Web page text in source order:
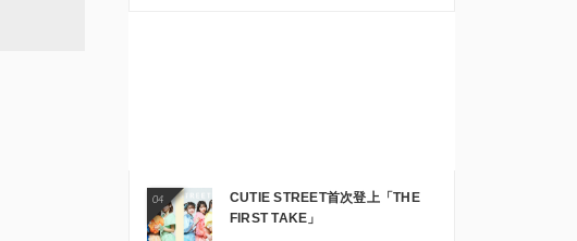
04
CUTIE STREET首次登上「THE
FIRST TAKE」